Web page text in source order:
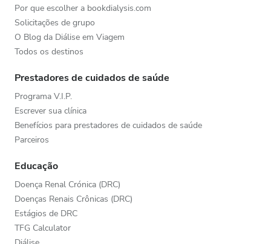
Por que escolher a bookdialysis.com
Solicitações de grupo
O Blog da Diálise em Viagem
Todos os destinos
Prestadores de cuidados de saúde
Programa V.I.P.
Escrever sua clínica
Benefícios para prestadores de cuidados de saúde
Parceiros
Educação
Doença Renal Crónica (DRC)
Doenças Renais Crônicas (DRC)
Estágios de DRC
TFG Calculator